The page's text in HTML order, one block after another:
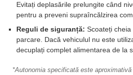
Evitați deplasările prelungite când
pentru a preveni supraîncălzirea
Reguli de siguranță: Scoateți
parcare. Dacă vehiculul nu este
decuplați complet alimentarea de la
*Autonomia specificată este